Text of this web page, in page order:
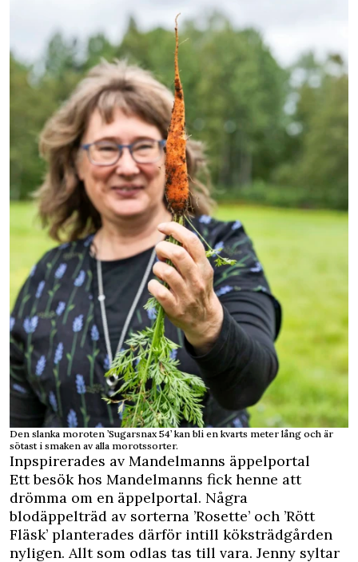
Den slanka moroten ’Sugarsnax 54’ kan bli en kvarts meter lång och är
sötast i smaken av alla morotssorter.
Inpspirerades av Mandelmanns äppelportal
Ett besök hos Mandelmanns fick henne att
drömma om en äppelportal. Några
blodäppelträd av sorterna ’Rosette’ och ’Rött
Fläsk’ planterades därför intill köksträdgården
nyligen. Allt som odlas tas till vara. Jenny syltar